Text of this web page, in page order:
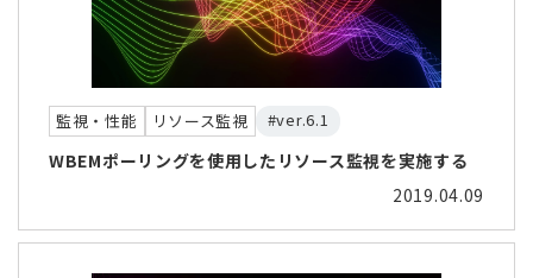
監視・性能 リソース監視 #ver.6.1
WBEMポーリングを使用したリソース監視を実施する
2019.04.09